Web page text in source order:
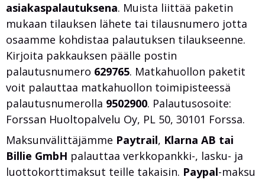
asiakaspalautuksena. Muista liittää paketin
mukaan tilauksen lähete tai tilausnumero jotta
osaamme kohdistaa palautuksen tilaukseenne.
Kirjoita pakkauksen päälle postin
palautusnumero 629765. Matkahuollon paketit
voit palauttaa matkahuollon toimipisteessä
palautusnumerolla 9502900. Palautusosoite:
Forssan Huoltopalvelu Oy, PL 50, 30101 Forssa.
Maksunvälittäjämme Paytrail, Klarna AB tai
Billie GmbH palauttaa verkkopankki-, lasku- ja
luottokorttimaksut teille takaisin. Paypal-maksu